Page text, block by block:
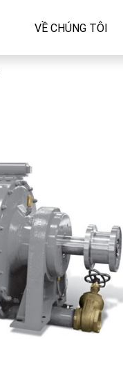
VỀ CHÚNG TÔI